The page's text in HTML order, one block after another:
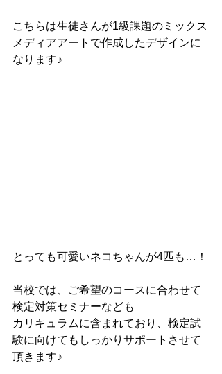
こちらは生徒さんが1級課題のミックス
メディアアートで作成したデザインに
なります♪
とっても可愛いネコちゃんが4匹も…！
当校では、ご希望のコースに合わせて
検定対策セミナーなども
カリキュラムに含まれており、検定試
験に向けてもしっかりサポートさせて
頂きます♪